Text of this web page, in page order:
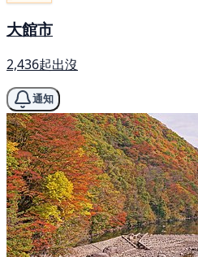
大館市
2,436起出沒
通知